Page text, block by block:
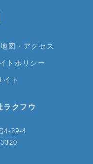
ラクフウ
4-29-4
地図・アクセス
トポリシー
イト